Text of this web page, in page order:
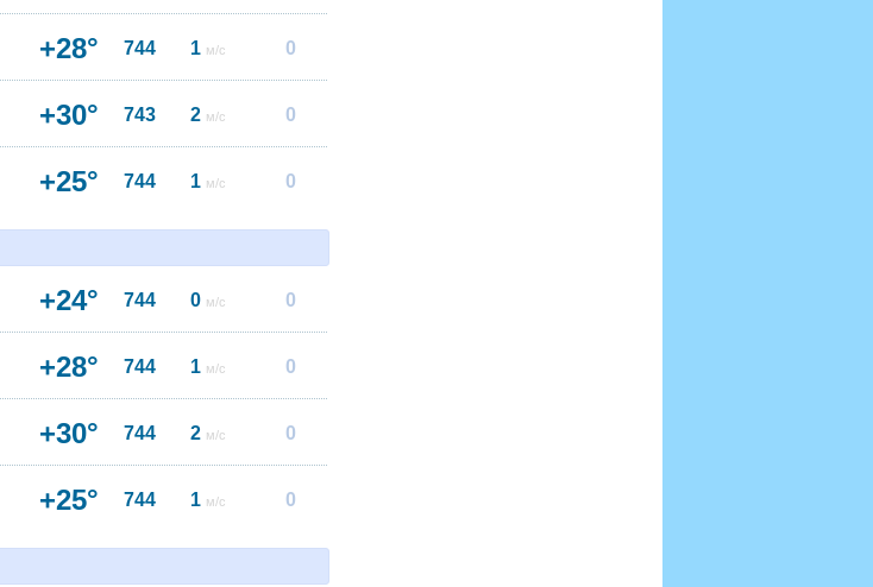
+28° 744 1 м/с 0
+30° 743 2 м/с 0
+25° 744 1 м/с 0
+24° 744 0 м/с 0
+28° 744 1 м/с 0
+30° 744 2 м/с 0
+25° 744 1 м/с 0